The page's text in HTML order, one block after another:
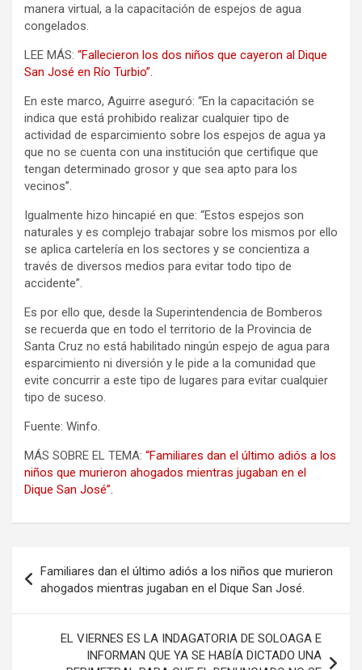
manera virtual, a la capacitación de espejos de agua
congelados.
LEE MÁS: “Fallecieron los dos niños que cayeron al Dique
San José en Río Turbio”.
En este marco, Aguirre aseguró: “En la capacitación se
indica que está prohibido realizar cualquier tipo de
actividad de esparcimiento sobre los espejos de agua ya
que no se cuenta con una institución que certifique que
tengan determinado grosor y que sea apto para los
vecinos”.
Igualmente hizo hincapié en que: “Estos espejos son
naturales y es complejo trabajar sobre los mismos por ello
se aplica cartelería en los sectores y se concientiza a
través de diversos medios para evitar todo tipo de
accidente”.
Es por ello que, desde la Superintendencia de Bomberos
se recuerda que en todo el territorio de la Provincia de
Santa Cruz no está habilitado ningún espejo de agua para
esparcimiento ni diversión y le pide a la comunidad que
evite concurrir a este tipo de lugares para evitar cualquier
tipo de suceso.
Fuente: Winfo.
MÁS SOBRE EL TEMA: “Familiares dan el último adiós a los
niños que murieron ahogados mientras jugaban en el
Dique San José”.
de
entradas
Familiares dan el último adiós a los niños que murieron
ahogados mientras jugaban en el Dique San José.
EL VIERNES ES LA INDAGATORIA DE SOLOAGA E
INFORMAN QUE YA SE HABÍA DICTADO UNA